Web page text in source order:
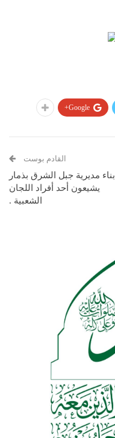
Google+
القادم بوست
أبناء مديرية جبل الشرق بذمار
يشيعون أحد أفراد اللجان
الشعبية .